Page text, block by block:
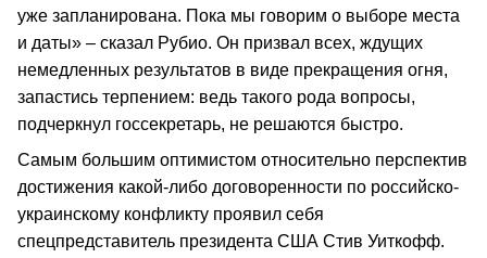
уже запланирована. Пока мы говорим о выборе места
и даты» – сказал Рубио. Он призвал всех, ждущих
немедленных результатов в виде прекращения огня,
запастись терпением: ведь такого рода вопросы,
подчеркнул госсекретарь, не решаются быстро.
Самым большим оптимистом относительно перспектив
достижения какой-либо договоренности по российско-
украинскому конфликту проявил себя
спецпредставитель президента США Стив Уиткофф.